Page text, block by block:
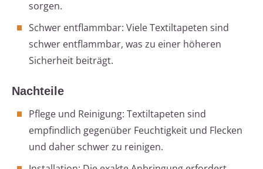
sorgen.
Schwer entflammbar: Viele Textiltapeten sind
schwer entflammbar, was zu einer höheren
Sicherheit beiträgt.
Nachteile
Pflege und Reinigung: Textiltapeten sind
empfindlich gegenüber Feuchtigkeit und Flecken
und daher schwer zu reinigen.